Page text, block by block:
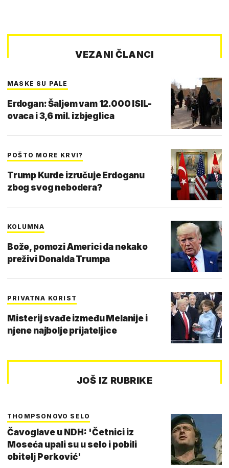
VEZANI ČLANCI
MASKE SU PALE
Erdogan: Šaljem vam 12.000 ISIL-
ovaca i 3,6 mil. izbjeglica
POŠTO MORE KRVI?
Trump Kurde izručuje Erdoganu
zbog svog nebodera?
KOLUMNA
Bože, pomozi Americi da nekako
preživi Donalda Trumpa
PRIVATNA KORIST
Misterij svađe između Melanije i
njene najbolje prijateljice
JOŠ IZ RUBRIKE
THOMPSONOVO SELO
Čavoglave u NDH: 'Četnici iz
Moseća upali su u selo i pobili
obitelj Perković'